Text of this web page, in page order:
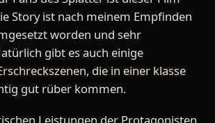
Story ist nach meinem Empfinden
worden und sehr
gibt es auch einige
die in einer klasse
gut rüber kommen.
Leistungen der Protagonisten